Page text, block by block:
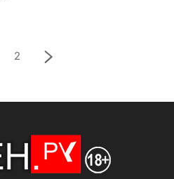
2